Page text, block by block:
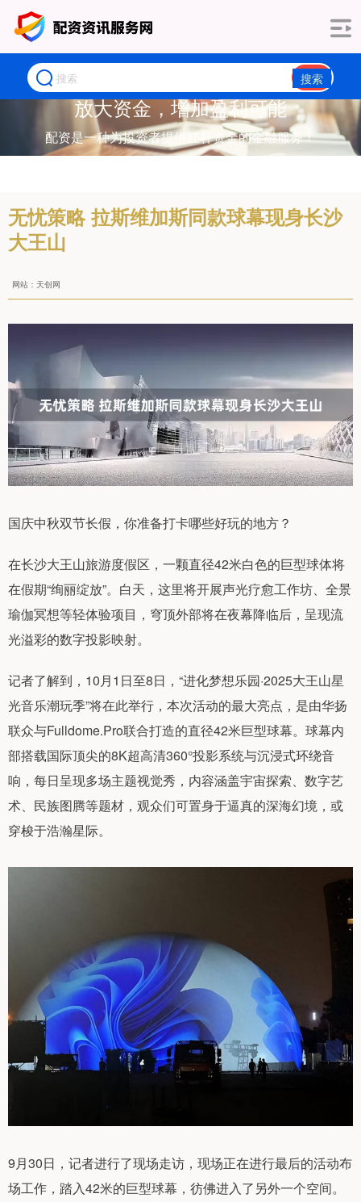
搜索
放大资金，增加盈利可能
配资是一种为投资者提供杠杆资金的金融服务！
无忧策略 拉斯维加斯同款球幕现身长沙
大王山
网站：天创网
国庆中秋双节长假，你准备打卡哪些好玩的地方？
在长沙大王山旅游度假区，一颗直径42米白色的巨型球体将
在假期“绚丽绽放”。白天，这里将开展声光疗愈工作坊、全景
瑜伽冥想等轻体验项目，穹顶外部将在夜幕降临后，呈现流
光溢彩的数字投影映射。
记者了解到，10月1日至8日，“进化梦想乐园·2025大王山星
光音乐潮玩季”将在此举行，本次活动的最大亮点，是由华扬
联众与Fulldome.Pro联合打造的直径42米巨型球幕。球幕内
部搭载国际顶尖的8K超高清360°投影系统与沉浸式环绕音
响，每日呈现多场主题视觉秀，内容涵盖宇宙探索、数字艺
术、民族图腾等题材，观众们可置身于逼真的深海幻境，或
穿梭于浩瀚星际。
9月30日，记者进行了现场走访，现场正在进行最后的活动布
场工作，踏入42米的巨型球幕，彷佛进入了另外一个空间。